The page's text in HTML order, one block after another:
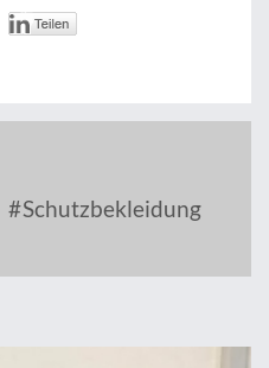
Schutzbekleidung